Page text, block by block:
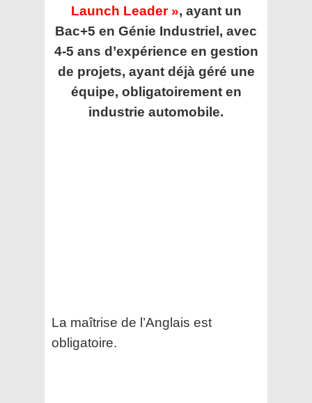
Launch Leader », ayant un
Bac+5 en Génie Industriel, avec
4-5 ans d’expérience en gestion
de projets, ayant déjà géré une
équipe, obligatoirement en
industrie automobile.
La maîtrise de l’Anglais est
obligatoire.